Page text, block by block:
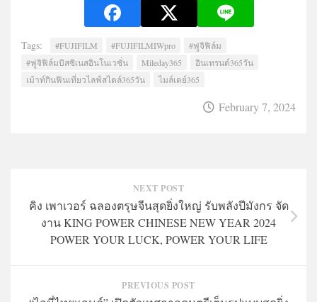
Tags: #FUJIFILM #FUJIFILMIWpro
#ฟูจิฟิล์ม
#ฟูจิฟิล์มบิสซิเนสอินโนเวชั่น
Mileday365
อินเทรนด์365วัน
เม้าท์กินฟินเที่ยวไลฟ์สไตล์365วัน
ไมล์เดย์365
February 7, 2024
NEXT POST
คิง เพาเวอร์ ฉลองตรุษจีนสุดยิ่งใหญ่ รับพลังปีมังกร จัด
งาน KING POWER CHINESE NEW YEAR 2024
POWER YOUR LUCK, POWER YOUR LIFE
PREVIOUS POST